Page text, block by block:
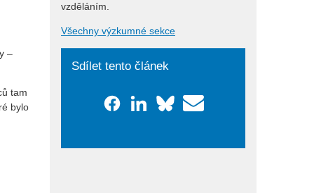
–
tam
bylo
vzděláním.
Všechny výzkumné sekce
Sdílet tento článek